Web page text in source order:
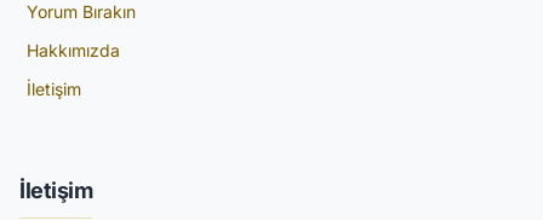
Yorum Bırakın
Hakkımızda
İletişim
İletişim